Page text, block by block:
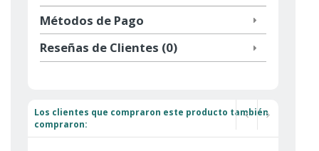
Métodos de Pago
Reseñas de Clientes (0)
Los clientes que compraron este producto también
compraron: